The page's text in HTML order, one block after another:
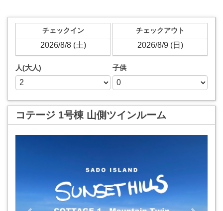
チェックイン チェックアウト
人(大人) 子供
コテージ 1号棟 山側ツインルーム